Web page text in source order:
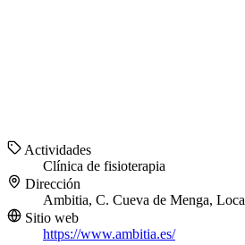
Actividades
Clínica de fisioterapia
Dirección
Ambitia, C. Cueva de Menga,
Sitio web
https://www.ambitia.es/